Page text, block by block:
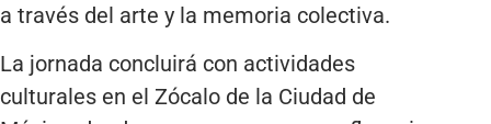
a través del arte y la memoria colectiva.
La jornada concluirá con actividades
culturales en el Zócalo de la Ciudad de